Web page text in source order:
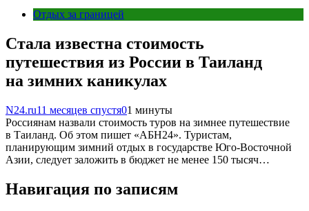
Отдых за границей
Стала известна стоимость
путешествия из России в Таиланд
на зимних каникулах
N24.ru11 месяцев спустя01 минуты
Россиянам назвали стоимость туров на зимнее путешествие
в Таиланд. Об этом пишет «АБН24». Туристам,
планирующим зимний отдых в государстве Юго-Восточной
Азии, следует заложить в бюджет не менее 150 тысяч…
Навигация по записям